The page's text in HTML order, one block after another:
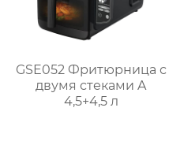
GSE052 Фритюрница с
двумя стеками A
4,5+4,5 л